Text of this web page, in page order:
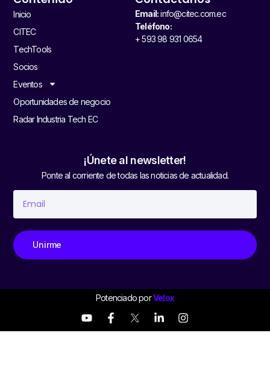
Inicio
CITEC
TechTools
Socios
Eventos
Oportunidades de negocio
Radar Industria Tech EC
Email:info@citec.com.ec
Teléfono:
+ 593 98 931 0654
¡Únete al newsletter!
Ponte al corriente de todas las noticias de actualidad.
Unirme
Potenciado porVelox